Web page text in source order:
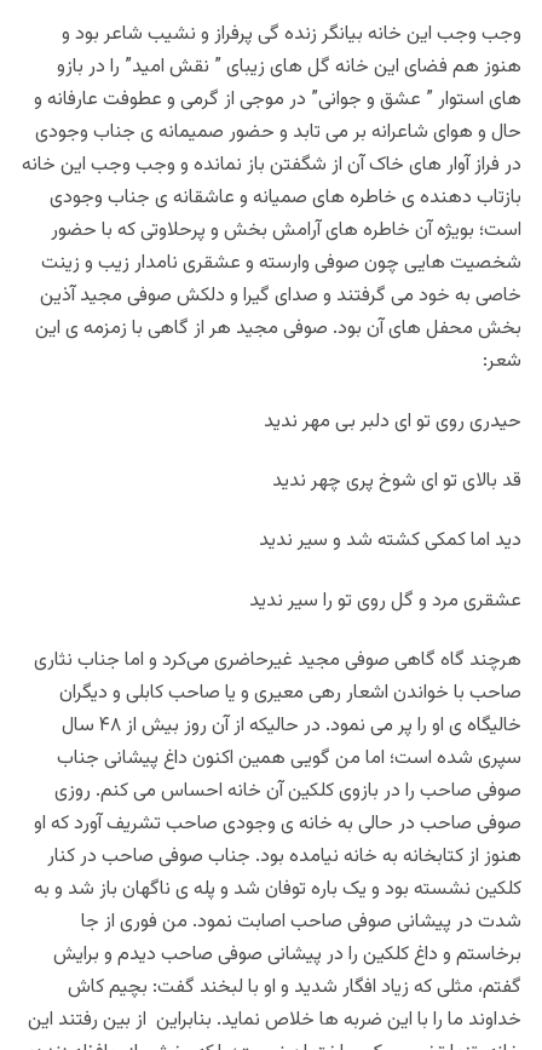
وجب وجب این خانه بیانگر زنده گی پرفراز و نشیب شاعر بود و
هنوز هم فضای این خانه گل های زیبای ” نقش امید” را در بازو
های استوار ” عشق و جوانی” در موجی از گرمی و عطوفت عارفانه و
حال و هوای شاعرانه بر می تابد و حضور صمیمانه ی جناب وجودی
در فراز آوار های خاک آن از شگفتن باز نمانده و وجب وجب این خانه
بازتاب دهنده ی خاطره های صمیانه و عاشقانه ی جناب وجودی
است؛ بویژه آن خاطره های آرامش بخش و پرحلاوتی که با حضور
شخصیت هایی چون صوفی وارسته و عشقری نامدار زیب و زینت
خاصی به خود می گرفتند و صدای گیرا و دلکش صوفی مجید آذین
بخش محفل های آن بود. صوفی مجید هر از گاهی با زمزمه ی این
شعر:
حیدری روی تو ای دلبر بی مهر ندید
قد بالای تو ای شوخ پری چهر ندید
دید اما کمکی کشته شد و سیر ندید
عشقری مرد و گل روی تو را سیر ندید
هرچند گاه گاهی صوفی مجید غیرحاضری می‌کرد و اما جناب نثاری
صاحب با خواندن اشعار رهی معیری و یا صاحب کابلی و دیگران
خالیگاه ی او را پر می نمود. در حالیکه از آن روز بیش از ۴۸ سال
سپری شده است؛ اما من گویی همین اکنون داغ پیشانی جناب
صوفی صاحب را در بازوی کلکین آن خانه احساس می کنم. روزی
صوفی صاحب در حالی به خانه ی وجودی صاحب تشریف آورد که او
هنوز از کتابخانه به خانه نیامده بود. جناب صوفی صاحب در کنار
کلکین نشسته بود و یک باره توفان شد و پله ی ناگهان باز شد و به
شدت در پیشانی صوفی صاحب اصابت نمود. من فوری از جا
برخاستم و داغ کلکین را در پیشانی صوفی صاحب دیدم و برایش
گفتم، مثلی که زیاد افگار شدید و او با لبخند گفت: بچیم کاش
خداوند ما را با این ضربه ها خلاص نماید. بنابراین از بین رفتند این